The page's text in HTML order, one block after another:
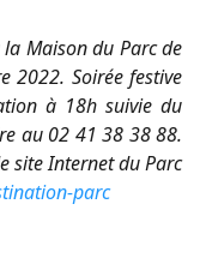
Maison du Parc de
2022. Soirée festive
à 18h suivie du
au 02 41 38 38 88.
site Internet du Parc
parc